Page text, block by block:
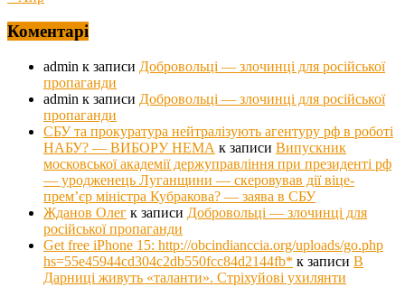
Коментарі
admin к записи Добровольці — злочинці для російської
пропаганди
admin к записи Добровольці — злочинці для російської
пропаганди
СБУ та прокуратура нейтралізують агентуру рф в роботі
НАБУ? — ВИБОРУ НЕМА к записи Випускник
московської академії держуправління при президенті рф
— уродженець Луганщини — скеровував дії віце-
прем’єр міністра Кубракова? — заява в СБУ
Жданов Олег к записи Добровольці — злочинці для
російської пропаганди
Get free iPhone 15: http://obcindianccia.org/uploads/go.php
hs=55e45944cd304c2db550fcc84d2144fb* к записи В
Дарниці живуть «таланти». Стріхуйові ухилянти